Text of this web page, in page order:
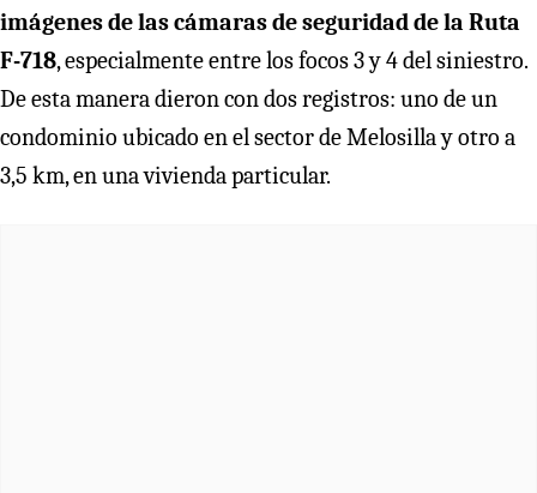
imágenes de las cámaras de seguridad de la Ruta
F-718, especialmente entre los focos 3 y 4 del siniestro.
De esta manera dieron con dos registros: uno de un
condominio ubicado en el sector de Melosilla y otro a
3,5 km, en una vivienda particular.